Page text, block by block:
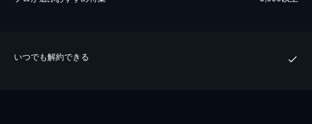
いつでも解約できる